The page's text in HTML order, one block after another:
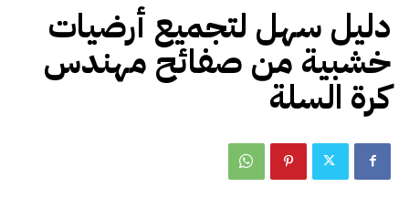
دليل سهل لتجميع أرضيات
خشبية من صفائح مهندس
كرة السلة